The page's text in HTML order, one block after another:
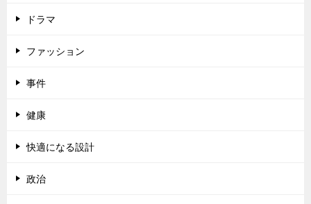
ドラマ
ファッション
事件
健康
快適になる設計
政治